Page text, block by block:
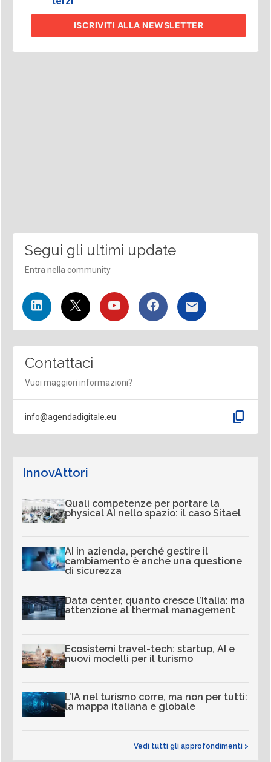
ISCRIVITI ALLA NEWSLETTER
Segui gli ultimi update
Entra nella community
Contattaci
Vuoi maggiori informazioni?
info@agendadigitale.eu content_copy
InnovAttori
Quali competenze per portare la
physical AI nello spazio: il caso Sitael
AI in azienda, perché gestire il
cambiamento è anche una questione
di sicurezza
Data center, quanto cresce l’Italia: ma
attenzione al thermal management
Ecosistemi travel-tech: startup, AI e
nuovi modelli per il turismo
L’IA nel turismo corre, ma non per tutti:
la mappa italiana e globale
Vedi tutti gli approfondimenti >